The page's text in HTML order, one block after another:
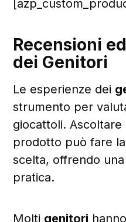
Recensioni
dei Genitori
Le esperienze dei
strumento per
giocattoli.
prodotto può fare
scelta, offrendo
pratica.
Molti genitori